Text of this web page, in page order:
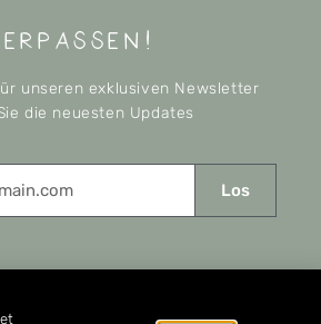
unseren exklusiven Newsletter
die neuesten Updates
Los